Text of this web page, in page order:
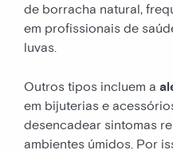
de borracha natural,
em profissionais de
luvas.
Outros tipos incluem a
em bijuterias e
desencadear sintomas
ambientes úmidos. Por